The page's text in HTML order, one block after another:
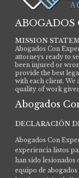
ABOGADOS
MISSION
Abogados Con
attorneys ready to
been injured or
provide the best
with each client. We
quality of work
Abogados
DECLARACIÓN
Abogados Con
experiencia listos
han sido lesionados
equipo de